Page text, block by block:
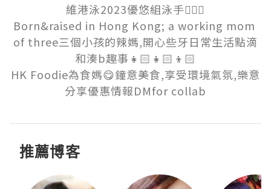
維港泳2023優悠組泳手🏊🏻‍♀️
Born&raised in Hong Kong; a working mom
of three三個小孩的辣媽,開心些牙日常生活點滴
和湊b趣事👧🏻👧🏻👦🏻
HK Foodie為食媽😋鐘意美食,享受環境氣氛,樂意
分享優惠情報DMfor collab
推薦博客